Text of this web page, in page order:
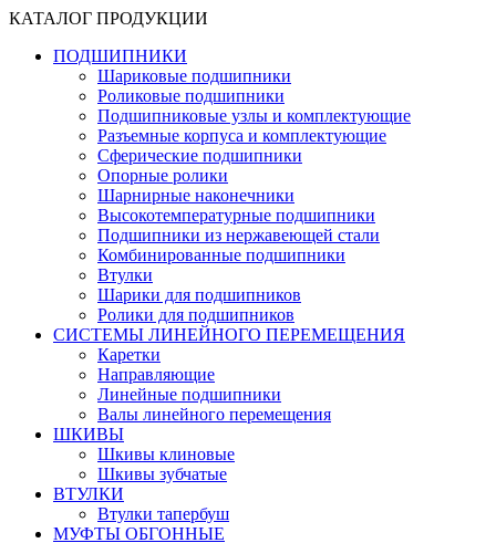
КАТАЛОГ ПРОДУКЦИИ
ПОДШИПНИКИ
Шариковые подшипники
Роликовые подшипники
Подшипниковые узлы и комплектующие
Разъемные корпуса и комплектующие
Сферические подшипники
Опорные ролики
Шарнирные наконечники
Высокотемпературные подшипники
Подшипники из нержавеющей стали
Комбинированные подшипники
Втулки
Шарики для подшипников
Ролики для подшипников
СИСТЕМЫ ЛИНЕЙНОГО ПЕРЕМЕЩЕНИЯ
Каретки
Направляющие
Линейные подшипники
Валы линейного перемещения
ШКИВЫ
Шкивы клиновые
Шкивы зубчатые
ВТУЛКИ
Втулки тапербуш
МУФТЫ ОБГОННЫЕ